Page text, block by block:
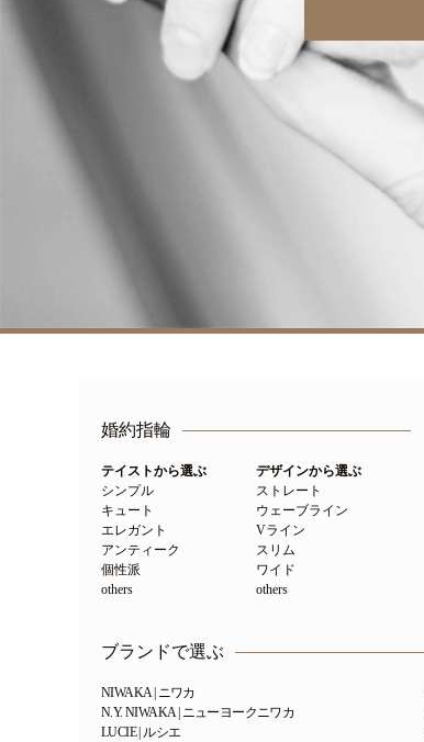
婚約指輪
テイストから選ぶ
シンプル
キュート
エレガント
アンティーク
個性派
others
デザインから選ぶ
ストレート
ウェーブライン
Vライン
スリム
ワイド
others
ブランドで選ぶ
NIWAKA | ニワカ
N.Y. NIWAKA | ニューヨークニワカ
LUCIE | ルシエ